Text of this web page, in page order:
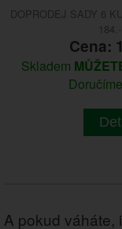
DOPRODEJ SADY 6
Cena:
Skladem
A pokud váháte,